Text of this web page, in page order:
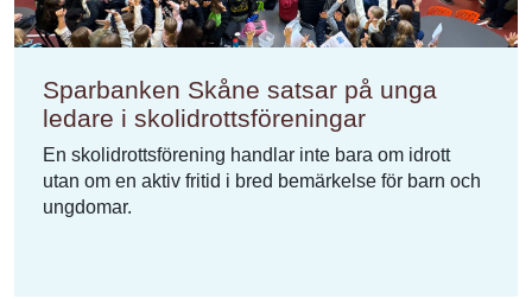
Sparbanken Skåne satsar på unga
ledare i skolidrottsföreningar
En skolidrottsförening handlar inte bara om idrott
utan om en aktiv fritid i bred bemärkelse för barn och
ungdomar.